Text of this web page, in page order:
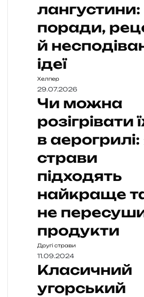
лангустини:
поради,
й
ідеї
Хелпер
29.07.2026
Чи можна
розігрівати
в аерогрилі:
страви
підходять
найкраще
не
продукти
Другі страви
11.09.2024
Класичний
угорський